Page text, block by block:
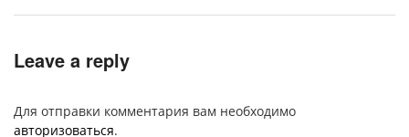
Leave a reply
Для отправки комментария вам необходимо
авторизоваться.